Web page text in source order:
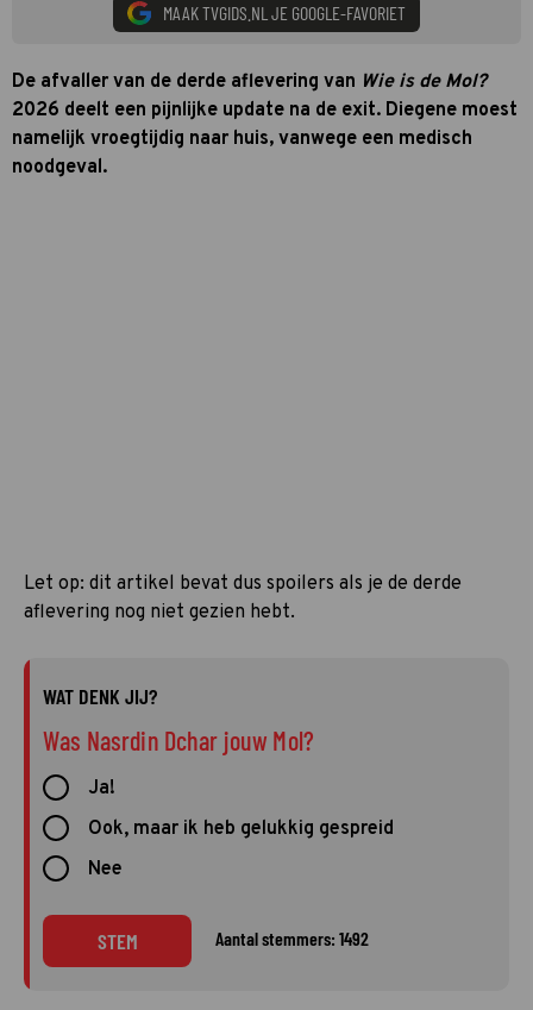
MAAK TVGIDS.NL JE GOOGLE-FAVORIET
De afvaller van de derde aflevering van Wie is de Mol?
2026 deelt een pijnlijke update na de exit. Diegene moest
namelijk vroegtijdig naar huis, vanwege een medisch
noodgeval.
Let op: dit artikel bevat dus spoilers als je de derde
aflevering nog niet gezien hebt.
WAT DENK JIJ?
Was Nasrdin Dchar jouw Mol?
Ja!
Ook, maar ik heb gelukkig gespreid
Nee
STEM Aantal stemmers: 1492